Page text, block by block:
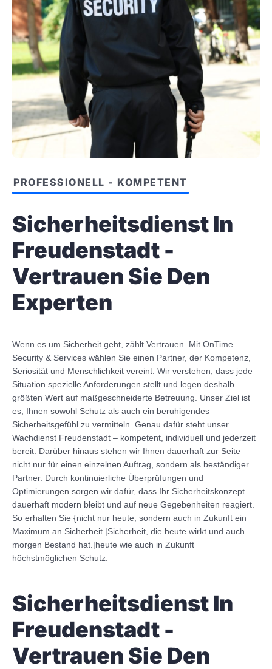
PROFESSIONELL - KOMPETENT
Sicherheitsdienst In
Freudenstadt -
Vertrauen Sie Den
Experten
Wenn es um Sicherheit geht, zählt Vertrauen. Mit OnTime
Security & Services wählen Sie einen Partner, der Kompetenz,
Seriosität und Menschlichkeit vereint. Wir verstehen, dass jede
Situation spezielle Anforderungen stellt und legen deshalb
größten Wert auf maßgeschneiderte Betreuung. Unser Ziel ist
es, Ihnen sowohl Schutz als auch ein beruhigendes
Sicherheitsgefühl zu vermitteln. Genau dafür steht unser
Wachdienst Freudenstadt – kompetent, individuell und jederzeit
bereit. Darüber hinaus stehen wir Ihnen dauerhaft zur Seite –
nicht nur für einen einzelnen Auftrag, sondern als beständiger
Partner. Durch kontinuierliche Überprüfungen und
Optimierungen sorgen wir dafür, dass Ihr Sicherheitskonzept
dauerhaft modern bleibt und auf neue Gegebenheiten reagiert.
So erhalten Sie {nicht nur heute, sondern auch in Zukunft ein
Maximum an Sicherheit.|Sicherheit, die heute wirkt und auch
morgen Bestand hat.|heute wie auch in Zukunft
höchstmöglichen Schutz.
Sicherheitsdienst In
Freudenstadt -
Vertrauen Sie Den